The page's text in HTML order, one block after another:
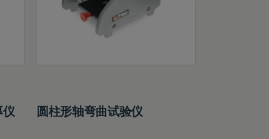
圆柱形轴弯曲试验仪